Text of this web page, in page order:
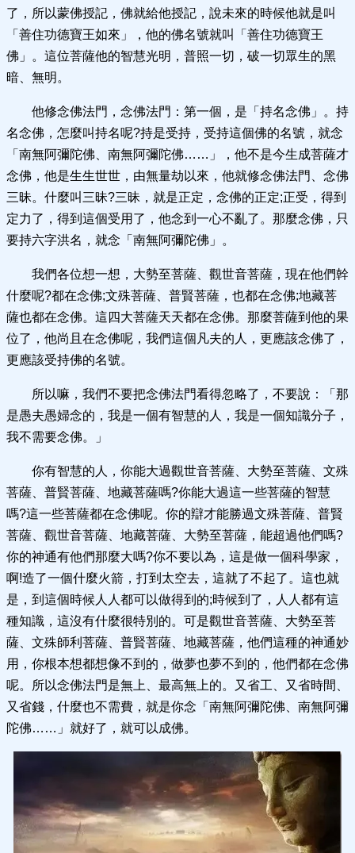
了，所以蒙佛授記，佛就給他授記，說未來的時候他就是叫
「善住功德寶王如來」，他的佛名號就叫「善住功德寶王
佛」。這位菩薩他的智慧光明，普照一切，破一切眾生的黑
暗、無明。
他修念佛法門，念佛法門：第一個，是「持名念佛」。持
名念佛，怎麼叫持名呢?持是受持，受持這個佛的名號，就念
「南無阿彌陀佛、南無阿彌陀佛……」，他不是今生成菩薩才
念佛，他是生生世世，由無量劫以來，他就修念佛法門、念佛
三昧。什麼叫三昧?三昧，就是正定，念佛的正定;正受，得到
定力了，得到這個受用了，他念到一心不亂了。那麼念佛，只
要持六字洪名，就念「南無阿彌陀佛」。
我們各位想一想，大勢至菩薩、觀世音菩薩，現在他們幹
什麼呢?都在念佛;文殊菩薩、普賢菩薩，也都在念佛;地藏菩
薩也都在念佛。這四大菩薩天天都在念佛。那麼菩薩到他的果
位了，他尚且在念佛呢，我們這個凡夫的人，更應該念佛了，
更應該受持佛的名號。
所以嘛，我們不要把念佛法門看得忽略了，不要說：「那
是愚夫愚婦念的，我是一個有智慧的人，我是一個知識分子，
我不需要念佛。」
你有智慧的人，你能大過觀世音菩薩、大勢至菩薩、文殊
菩薩、普賢菩薩、地藏菩薩嗎?你能大過這一些菩薩的智慧
嗎?這一些菩薩都在念佛呢。你的辯才能勝過文殊菩薩、普賢
菩薩、觀世音菩薩、地藏菩薩、大勢至菩薩，能超過他們嗎?
你的神通有他們那麼大嗎?你不要以為，這是做一個科學家，
啊!造了一個什麼火箭，打到太空去，這就了不起了。這也就
是，到這個時候人人都可以做得到的;時候到了，人人都有這
種知識，這沒有什麼很特別的。可是觀世音菩薩、大勢至菩
薩、文殊師利菩薩、普賢菩薩、地藏菩薩，他們這種的神通妙
用，你根本想都想像不到的，做夢也夢不到的，他們都在念佛
呢。所以念佛法門是無上、最高無上的。又省工、又省時間、
又省錢，什麼也不需費，就是你念「南無阿彌陀佛、南無阿彌
陀佛……」就好了，就可以成佛。